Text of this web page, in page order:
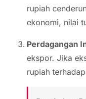
rupiah
ekonomi, nilai
Perdagangan
ekspor. Jika
rupiah